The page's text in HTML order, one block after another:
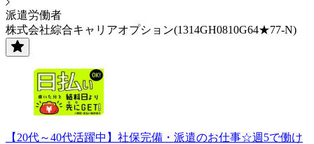
派遣労働者
株式会社綜合キャリアオプション(1314GH0810G64★77-N)
【20代～40代活躍中】社保完備・派遣のお仕事☆週5で働け